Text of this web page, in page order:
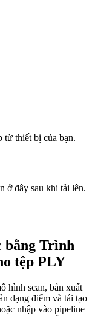
từ thiết bị của bạn.
ở đây sau khi tải lên.
bằng Trình
tệp PLY
hình scan, bản xuất
dạng điểm và tái tạo
nhập vào pipeline